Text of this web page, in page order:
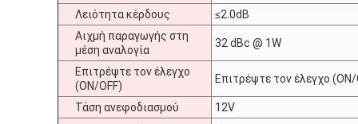
Λειότητα κέρδους
≤2.0dB
Αιχμή παραγωγής στη
μέση αναλογία
32 dBc @ 1W
Επιτρέψτε τον έλεγχο
(ON/OFF)
Επιτρέψτε τον έλεγχο (ON/
Τάση ανεφοδιασμού
12V